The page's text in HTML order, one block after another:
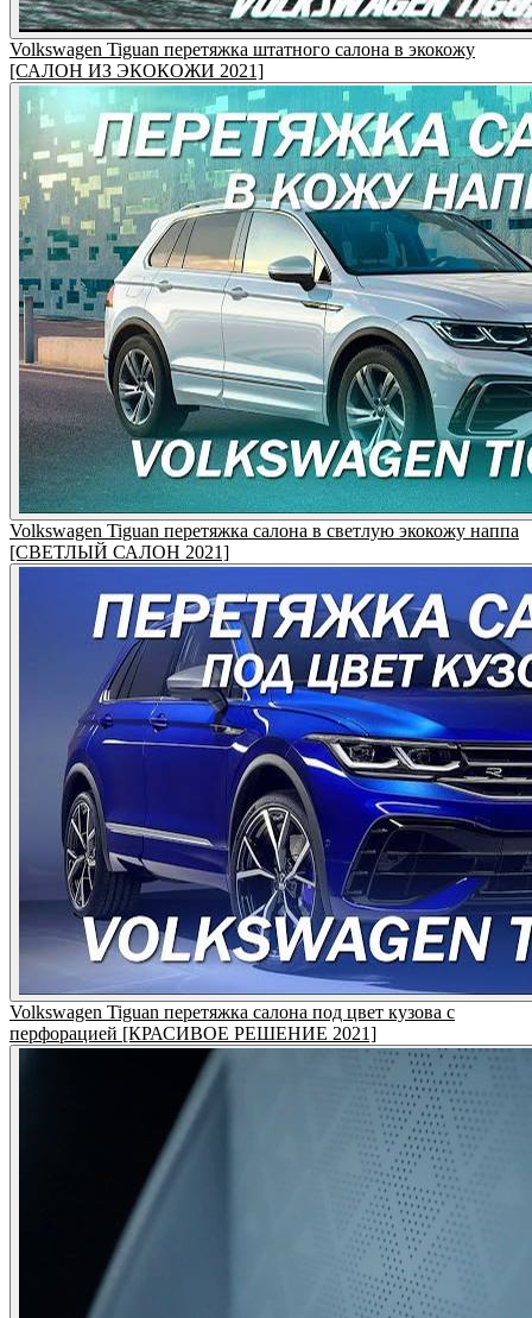
Volkswagen Tiguan перетяжка штатного салона в экокожу
[САЛОН ИЗ ЭКОКОЖИ 2021]
Volkswagen Tiguan перетяжка салона в светлую экокожу наппа
[СВЕТЛЫЙ САЛОН 2021]
Volkswagen Tiguan перетяжка салона под цвет кузова с
перфорацией [КРАСИВОЕ РЕШЕНИЕ 2021]